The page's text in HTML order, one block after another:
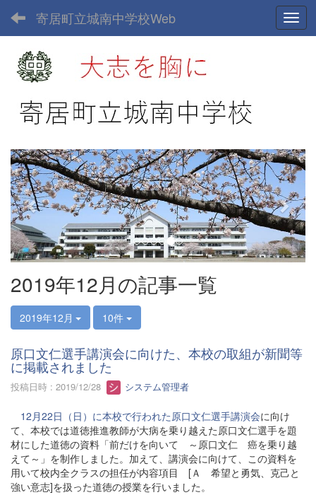
寄居町立城南中学校Web
p
r
e
v
i
o
u
s
n
e
x
t
2019年12月の記事一覧
2019年12月 10件
原口文仁選手講演会に向けた、本校の取組が新聞等
に掲載されました
投稿日時 : 2019/12/28 システム管理者
12月22日（日）に本校で行われた原口文仁選手講演会に向け
て、本校では道徳推進教師が大病を乗り越えた原口文仁選手を題
材にした道徳の資料「前だけを向いて ～原口文仁 癌を乗り越
えて～」を制作しました。加えて、講演会に向けて、この資料を
用いて校内全クラスの担任が内容項目 [Ａ 希望と勇気、克己と
強い意志]を扱った道徳の授業を行いました。